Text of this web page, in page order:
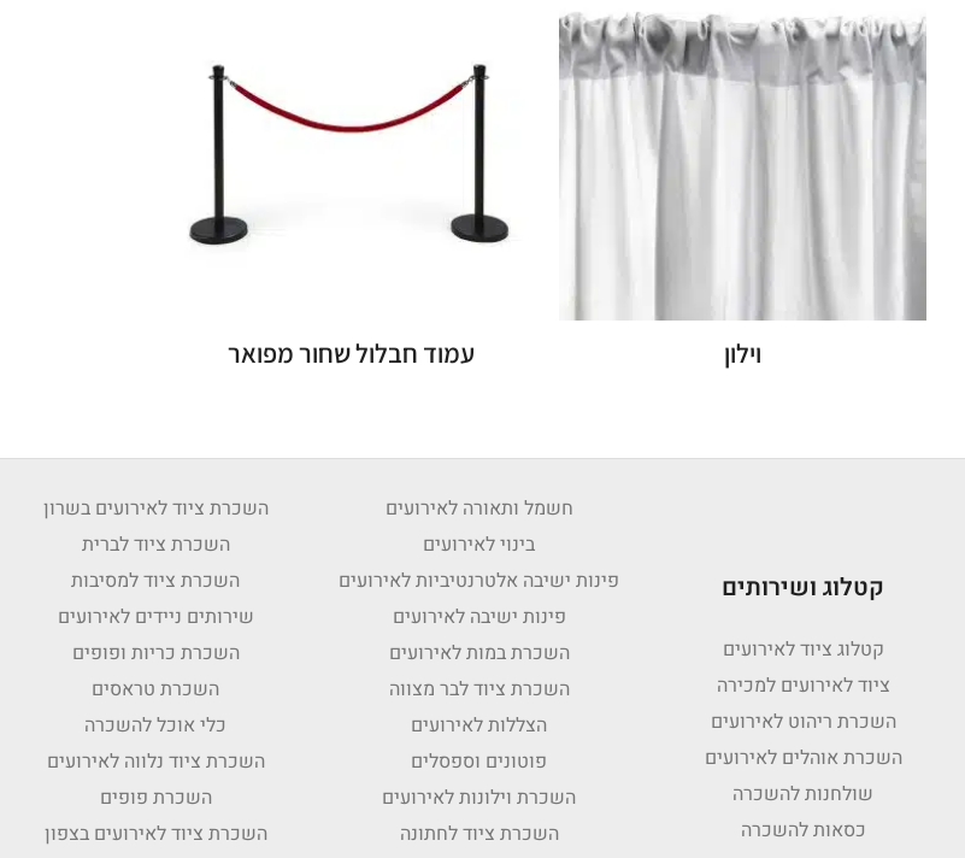
וילון עמוד חבלול שחור מפואר
קטלוג ושירותים
קטלוג ציוד לאירועים
ציוד לאירועים למכירה
השכרת ריהוט לאירועים
השכרת אוהלים לאירועים
שולחנות להשכרה
כסאות להשכרה
חשמל ותאורה לאירועים
בינוי לאירועים
פינות ישיבה אלטרנטיביות לאירועים
פינות ישיבה לאירועים
השכרת במות לאירועים
השכרת ציוד לבר מצווה
הצללות לאירועים
פוטונים וספסלים
השכרת וילונות לאירועים
השכרת ציוד לחתונה
השכרת ציוד לאירועים בשרון
השכרת ציוד לברית
השכרת ציוד למסיבות
שירותים ניידים לאירועים
השכרת כריות ופופים
השכרת טראסים
כלי אוכל להשכרה
השכרת ציוד נלווה לאירועים
השכרת פופים
השכרת ציוד לאירועים בצפון